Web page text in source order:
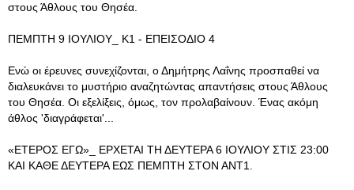
στους Άθλους του Θησέα.
ΠΕΜΠΤΗ 9 ΙΟΥΛΙΟΥ_ Κ1 - ΕΠΕΙΣΟΔΙΟ 4
Ενώ οι έρευνες συνεχίζονται, ο Δημήτρης Λαΐνης προσπαθεί να
διαλευκάνει το μυστήριο αναζητώντας απαντήσεις στους Άθλους
του Θησέα. Οι εξελίξεις, όμως, τον προλαβαίνουν. Ένας ακόμη
άθλος 'διαγράφεται'...
«ΕΤΕΡΟΣ ΕΓΩ»_ ΕΡΧΕΤΑΙ ΤΗ ΔΕΥΤΕΡΑ 6 ΙΟΥΛΙΟΥ ΣΤΙΣ 23:00
ΚΑΙ ΚΑΘΕ ΔΕΥΤΕΡΑ ΕΩΣ ΠΕΜΠΤΗ ΣΤΟΝ ΑΝΤ1.